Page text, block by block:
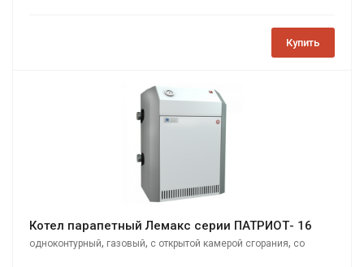
Купить
Котел парапетный Лемакс серии ПАТРИОТ- 16
одноконтурный, газовый, с открытой камерой сгорания, со